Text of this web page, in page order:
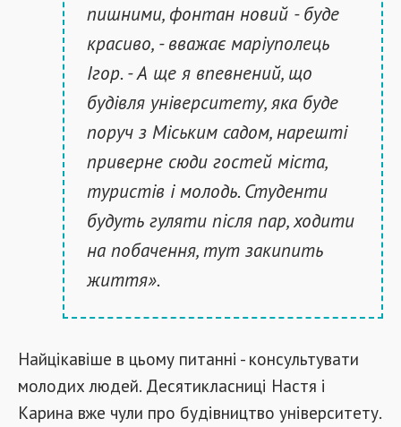
пишними, фонтан новий - буде
красиво, - вважає маріуполець
Ігор. - А ще я впевнений, що
будівля університету, яка буде
поруч з Міським садом, нарешті
приверне сюди гостей міста,
туристів і молодь. Студенти
будуть гуляти після пар, ходити
на побачення, тут закипить
життя».
Найцікавіше в цьому питанні - консультувати
молодих людей. Десятикласниці Настя і
Карина вже чули про будівництво університету.